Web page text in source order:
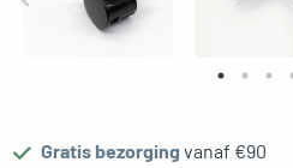
Gratis bezorging vanaf €90